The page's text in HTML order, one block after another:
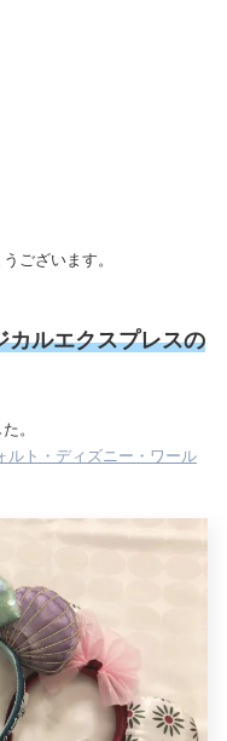
ございます。
カルエクスプレスの
。
ルト・ディズニー・ワール